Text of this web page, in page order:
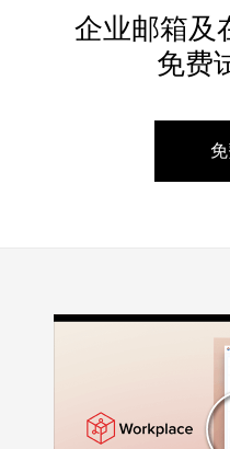
企业邮箱及
免费